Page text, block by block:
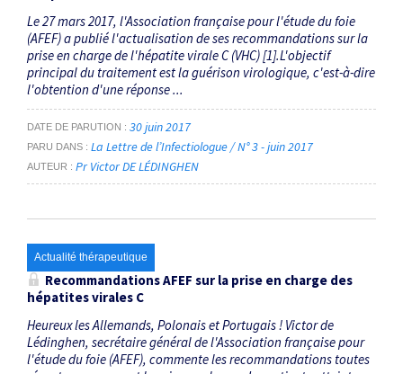
Le 27 mars 2017, l'Association française pour l'étude du foie
(AFEF) a publié l'actualisation de ses recommandations sur la
prise en charge de l'hépatite virale C (VHC) [1].L'objectif
principal du traitement est la guérison virologique, c'est-à-dire
l'obtention d'une réponse ...
DATE DE PARUTION 30 juin 2017
PARU DANS La Lettre de l’Infectiologue / N° 3 - juin 2017
AUTEUR Pr Victor DE LÉDINGHEN
Actualité thérapeutique
Recommandations AFEF sur la prise en charge des
hépatites virales C
Heureux les Allemands, Polonais et Portugais ! Victor de
Lédinghen, secrétaire général de l'Association française pour
l'étude du foie (AFEF), commente les recommandations toutes